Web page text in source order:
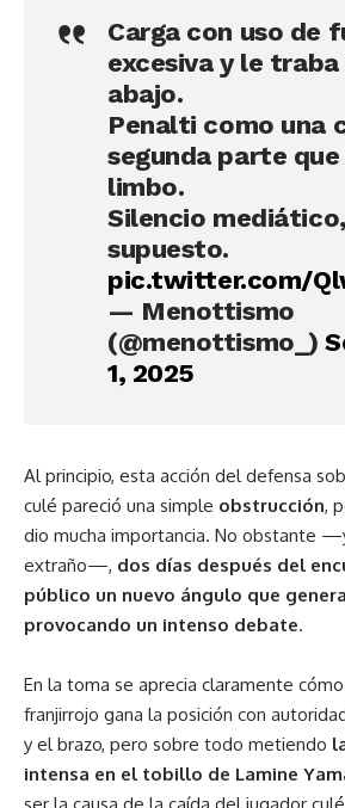
Carga con uso de
excesiva y le
abajo.
Penalti como una
segunda parte
limbo.
Silencio
supuesto.
pic.twitter.com/
— Menottismo
(@menottismo_)
1, 2025
Al principio, esta acción del defensa
culé pareció una simple obstrucción,
dio mucha importancia. No obstante
extraño—, dos días después del
público un nuevo ángulo que
provocando un intenso debate.
En la toma se aprecia claramente
franjirrojo gana la posición con
y el brazo, pero sobre todo metiendo
intensa en el tobillo de Lamine